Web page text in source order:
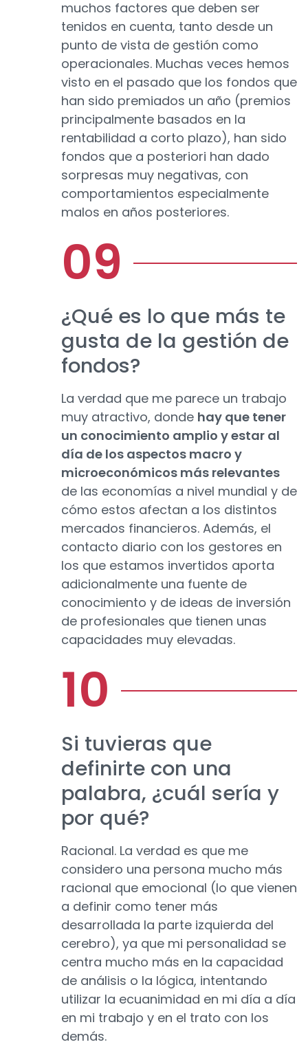
muchos factores que deben ser
tenidos en cuenta, tanto desde un
punto de vista de gestión como
operacionales. Muchas veces hemos
visto en el pasado que los fondos que
han sido premiados un año (premios
principalmente basados en la
rentabilidad a corto plazo), han sido
fondos que a posteriori han dado
sorpresas muy negativas, con
comportamientos especialmente
malos en años posteriores.
¿Qué es lo que más te
gusta de la gestión de
fondos?
La verdad que me parece un trabajo
muy atractivo, donde hay que tener
un conocimiento amplio y estar al
día de los aspectos macro y
microeconómicos más relevantes
de las economías a nivel mundial y de
cómo estos afectan a los distintos
mercados financieros. Además, el
contacto diario con los gestores en
los que estamos invertidos aporta
adicionalmente una fuente de
conocimiento y de ideas de inversión
de profesionales que tienen unas
capacidades muy elevadas.
Si tuvieras que
definirte con una
palabra, ¿cuál sería y
por qué?
Racional. La verdad es que me
considero una persona mucho más
racional que emocional (lo que vienen
a definir como tener más
desarrollada la parte izquierda del
cerebro), ya que mi personalidad se
centra mucho más en la capacidad
de análisis o la lógica, intentando
utilizar la ecuanimidad en mi día a día
en mi trabajo y en el trato con los
demás.